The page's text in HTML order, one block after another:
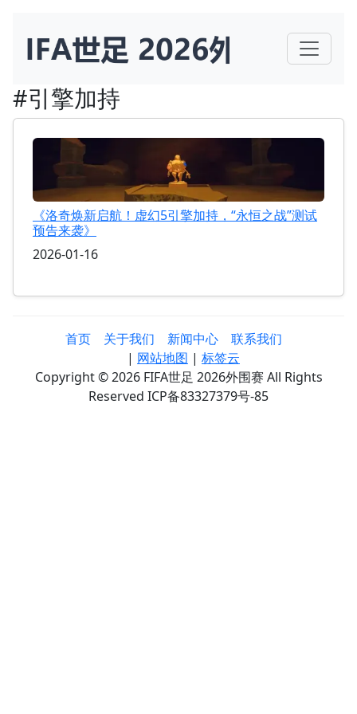
#引擎加持
《洛奇焕新启航！虚幻5引擎加持，“永恒之战”测试
预告来袭》
2026-01-16
首页 关于我们 新闻中心
联系我们
| 网站地图 | 标签云
Copyright © 2026 FIFA世足 2026外围赛 All Rights
Reserved ICP备83327379号-85